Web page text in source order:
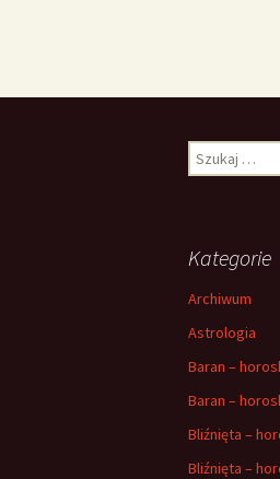
Szukaj:
Kategorie
Archiwum
Astrologia
Baran –
Baran –
Bliźnięta –
Bliźnięta –